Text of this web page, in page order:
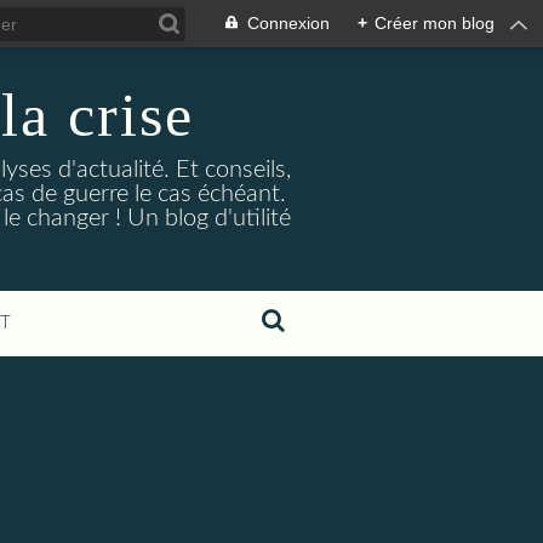
Connexion + Créer mon blog
crise
d'actualité. Et conseils,
de guerre le cas échéant.
changer ! Un blog d'utilité